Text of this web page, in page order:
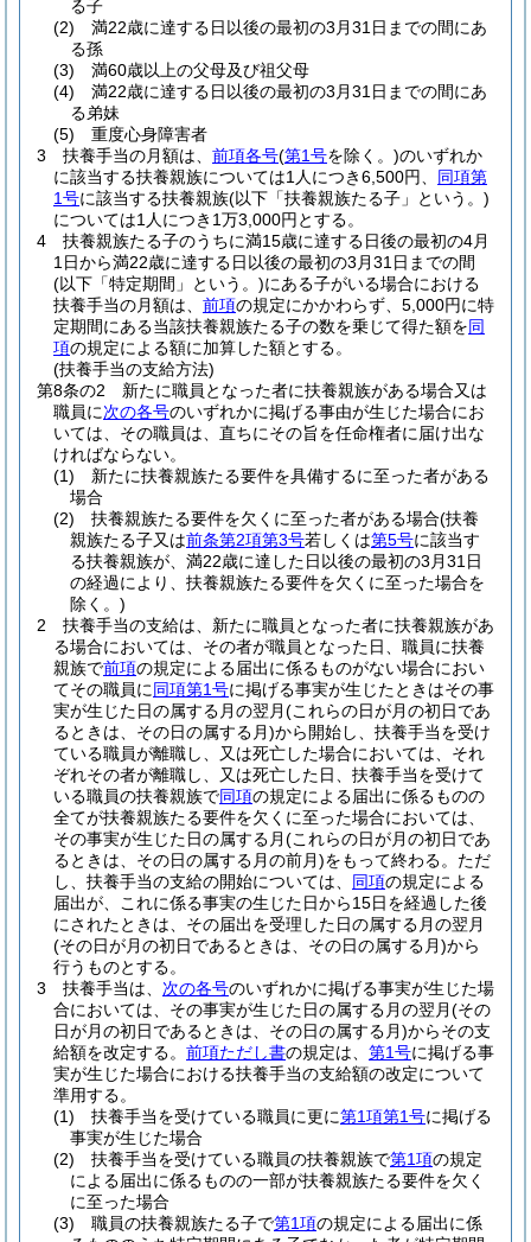
る子
(2)
満22歳に達する日以後の最初の3月31日までの間にあ
る孫
(3)
満60歳以上の父母及び祖父母
(4)
満22歳に達する日以後の最初の3月31日までの間にあ
る弟妹
(5)
重度心身障害者
3
扶養手当の月額は、 前項各号(第1号を除く。)のいずれか
に該当する扶養親族については1人につき6,500円、 同項第
1号に該当する扶養親族(以下「扶養親族たる子」という。)
については1人につき1万3,000円とする。
4
扶養親族たる子のうちに満15歳に達する日後の最初の4月
1日から満22歳に達する日以後の最初の3月31日までの間
(以下「特定期間」という。)にある子がいる場合における
扶養手当の月額は、 前項の規定にかかわらず、5,000円に特
定期間にある当該扶養親族たる子の数を乗じて得た額を同
項の規定による額に加算した額とする。
(扶養手当の支給方法)
第8条の2
新たに職員となった者に扶養親族がある場合又は
職員に次の各号のいずれかに掲げる事由が生じた場合にお
いては、その職員は、直ちにその旨を任命権者に届け出な
ければならない。
(1)
新たに扶養親族たる要件を具備するに至った者がある
場合
(2)
扶養親族たる要件を欠くに至った者がある場合(扶養
親族たる子又は前条第2項第3号若しくは第5号に該当す
る扶養親族が、満22歳に達した日以後の最初の3月31日
の経過により、扶養親族たる要件を欠くに至った場合を
除く。)
2
扶養手当の支給は、新たに職員となった者に扶養親族があ
る場合においては、その者が職員となった日、職員に扶養
親族で前項の規定による届出に係るものがない場合におい
てその職員に同項第1号に掲げる事実が生じたときはその事
実が生じた日の属する月の翌月(これらの日が月の初日であ
るときは、その日の属する月)から開始し、扶養手当を受け
ている職員が離職し、又は死亡した場合においては、それ
ぞれその者が離職し、又は死亡した日、扶養手当を受けて
いる職員の扶養親族で同項の規定による届出に係るものの
全てが扶養親族たる要件を欠くに至った場合においては、
その事実が生じた日の属する月(これらの日が月の初日であ
るときは、その日の属する月の前月)をもって終わる。 ただ
し、扶養手当の支給の開始については、 同項の規定による
届出が、これに係る事実の生じた日から15日を経過した後
にされたときは、その届出を受理した日の属する月の翌月
(その日が月の初日であるときは、その日の属する月)から
行うものとする。
3
扶養手当は、 次の各号のいずれかに掲げる事実が生じた場
合においては、その事実が生じた日の属する月の翌月(その
日が月の初日であるときは、その日の属する月)からその支
給額を改定する。 前項ただし書の規定は、 第1号に掲げる事
実が生じた場合における扶養手当の支給額の改定について
準用する。
(1)
扶養手当を受けている職員に更に第1項第1号に掲げる
事実が生じた場合
(2)
扶養手当を受けている職員の扶養親族で第1項の規定
による届出に係るものの一部が扶養親族たる要件を欠く
に至った場合
(3)
職員の扶養親族たる子で第1項の規定による届出に係